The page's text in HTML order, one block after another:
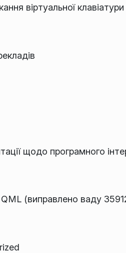
віртуальної
щодо програмного
(виправлено ваду